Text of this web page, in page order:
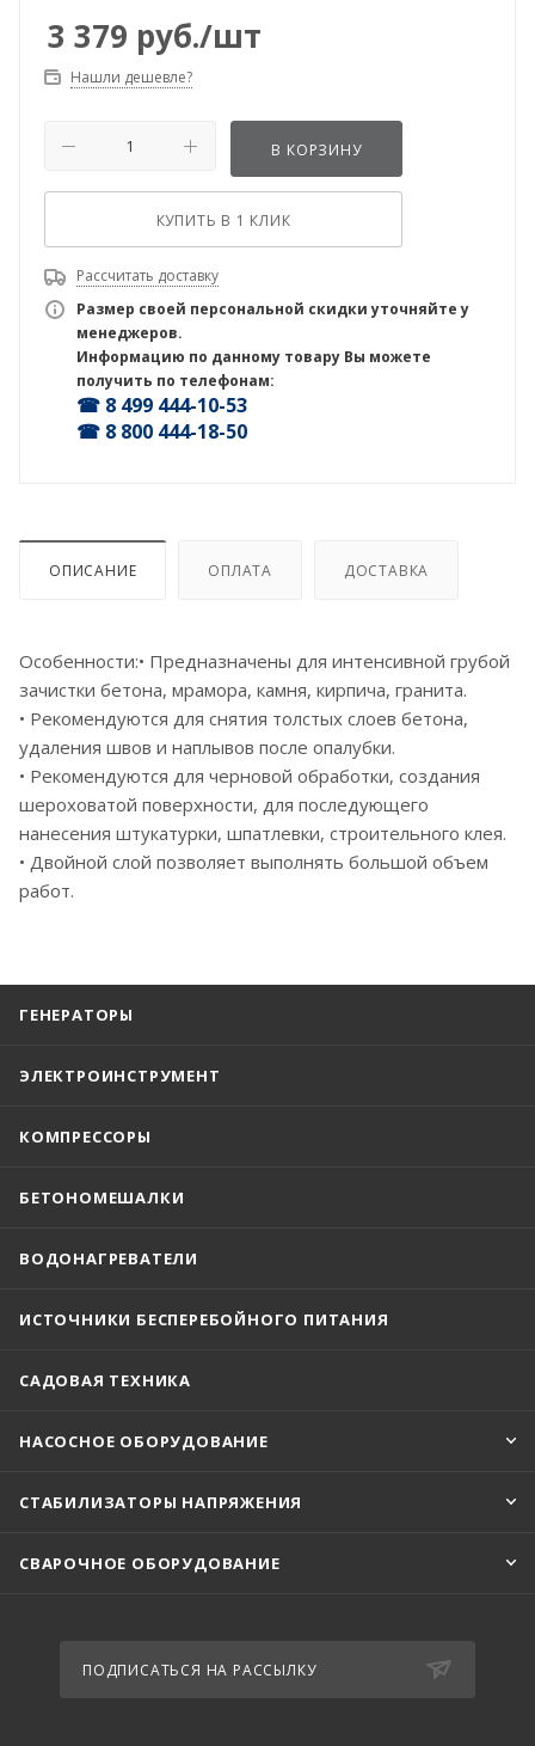
3 379 руб./шт
Нашли дешевле?
В КОРЗИНУ
КУПИТЬ В 1 КЛИК
Рассчитать доставку
Размер своей персональной скидки уточняйте у
менеджеров.
Информацию по данному товару Вы можете
получить по телефонам:
☎ 8 499 444-10-53
☎ 8 800 444-18-50
ОПИСАНИЕ ОПЛАТА ДОСТАВКА
Особенности:• Предназначены для интенсивной грубой
зачистки бетона, мрамора, камня, кирпича, гранита.
• Рекомендуются для снятия толстых слоев бетона,
удаления швов и наплывов после опалубки.
• Рекомендуются для черновой обработки, создания
шероховатой поверхности, для последующего
нанесения штукатурки, шпатлевки, строительного клея.
• Двойной слой позволяет выполнять большой объем
работ.
ГЕНЕРАТОРЫ
ЭЛЕКТРОИНСТРУМЕНТ
КОМПРЕССОРЫ
БЕТОНОМЕШАЛКИ
ВОДОНАГРЕВАТЕЛИ
ИСТОЧНИКИ БЕСПЕРЕБОЙНОГО ПИТАНИЯ
САДОВАЯ ТЕХНИКА
НАСОСНОЕ ОБОРУДОВАНИЕ
СТАБИЛИЗАТОРЫ НАПРЯЖЕНИЯ
СВАРОЧНОЕ ОБОРУДОВАНИЕ
ПОДПИСАТЬСЯ НА РАССЫЛКУ